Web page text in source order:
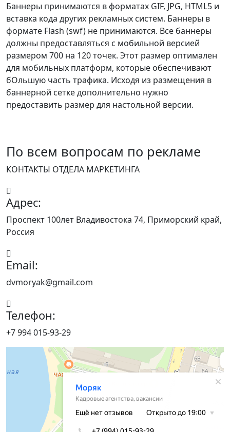
Баннеры принимаются в форматах GIF, JPG, HTML5 и
вставка кода других рекламных систем. Баннеры в
формате Flash (swf) не принимаются. Все баннеры
должны предоставляться с мобильной версией
размером 700 на 120 точек. Этот размер оптимален
для мобильных платформ, которые обеспечивают
бОльшую часть трафика. Исходя из размещения в
баннерной сетке дополнительно нужно
предоставить размер для настольной версии.
По всем вопросам по рекламе
КОНТАКТЫ ОТДЕЛА МАРКЕТИНГА
Адрес:
Проспект 100лет Владивостока 74, Приморский край,
Россия
Email:
dvmoryak@gmail.com
Телефон:
+7 994 015-93-29
Вакансии для моряков во Владивостоке